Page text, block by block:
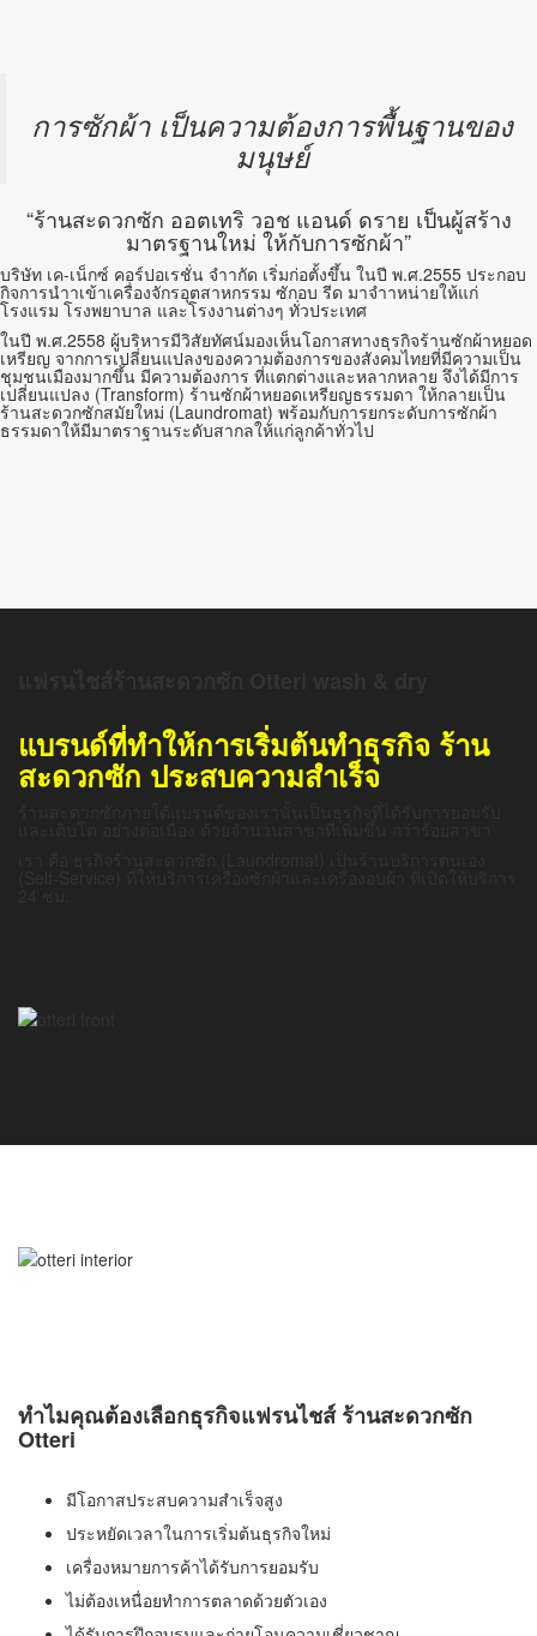
การซักผ้า เป็นความต้องการพื้นฐานของ
มนุษย์
“ร้านสะดวกซัก ออตเทริ วอช แอนด์ ดราย เป็นผู้สร้าง
มาตรฐานใหม่ ให้กับการซักผ้า”
บริษัท เค-เน็กซ์ คอร์ปอเรชั่น จำากัด เริ่มก่อตั้งขึ้น ในปี พ.ศ.2555 ประกอบ
กิจการนำาเข้าเครื่องจักรอุตสาหกรรม ซักอบ รีด มาจำาหน่ายให้แก่
โรงแรม โรงพยาบาล และโรงงานต่างๆ ทั่วประเทศ
ในปี พ.ศ.2558 ผู้บริหารมีวิสัยทัศน์มองเห็นโอกาสทางธุรกิจร้านซักผ้าหยอด
เหรียญ จากการเปลี่ยนแปลงของความต้องการของสังคมไทยที่มีความเป็น
ชุมชนเมืองมากขึ้น มีความต้องการ ที่แตกต่างและหลากหลาย จึงได้มีการ
เปลี่ยนแปลง (Transform) ร้านซักผ้าหยอดเหรียญธรรมดา ให้กลายเป็น
ร้านสะดวกซักสมัยใหม่ (Laundromat) พร้อมกับการยกระดับการซักผ้า
ธรรมดาให้มีมาตราฐานระดับสากลให้แก่ลูกค้าทั่วไป
แบรนด์ที่ทำให้การเริ่มต้นทำธุรกิจ ร้าน
สะดวกซัก ประสบความสำเร็จ
ทำไมคุณต้องเลือกธุรกิจแฟรนไชส์ ร้านสะดวกซัก
Otteri
มีโอกาสประสบความสำเร็จสูง
ประหยัดเวลาในการเริ่มต้นธุรกิจใหม่
เครื่องหมายการค้าได้รับการยอมรับ
ไม่ต้องเหนื่อยทำการตลาดด้วยตัวเอง